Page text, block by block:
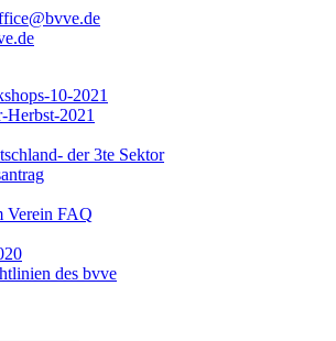
10-2021
2021
der 3te Sektor
Verein FAQ
des bvve